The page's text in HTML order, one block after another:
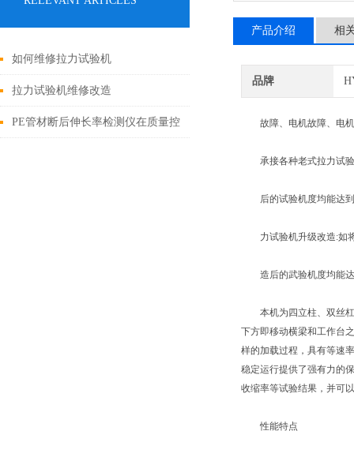
如何维修拉力试验机
拉力试验机维修改造
PE管材断后伸长率检测仪在质量控
产品介绍 相
品牌
故障、电机故障、电机
承接各种老式拉力试验
后的试验机度均能达到
力试验机升级改造:如
造后的武验机度均能达
本机为四立柱、双丝杠
下方即移动横梁和工作台
样的加载过程，具有等速
稳定运行提供了强有力的
收缩率等试验结果，并可
性能特点